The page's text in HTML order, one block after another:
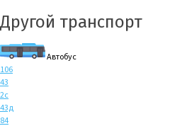
Другой транспорт
Автобус
106
43
2с
43д
84